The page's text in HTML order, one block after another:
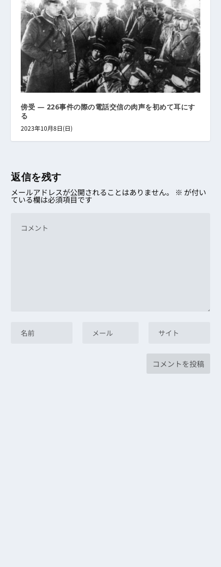
傍受 ― 226事件の際の電話交信の肉声を初めて耳にす
る
2023年10月8日(日)
返信を残す
メールアドレスが公開されることはありません。 ※ が付い
ている欄は必須項目です